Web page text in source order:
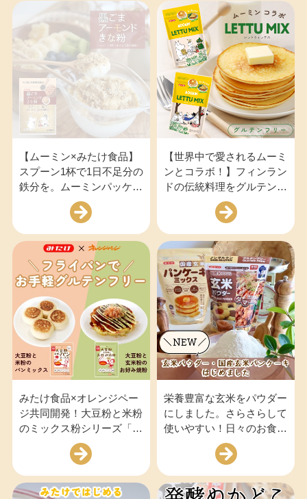
【ムーミン×みたけ食品】
スプーン1杯で1日不足分の
鉄分を。ムーミンパッケー
ジの「黒ごまアーモンドき
な粉」が新登場！
【世界中で愛されるムーミ
ンとコラボ！】フィンラン
ドの伝統料理をグルテンフ
リーで『レットゥミック
みたけ食品×オレンジペー
ジ共同開発！大豆粉と米粉
のミックス粉シリーズ「パ
ン・お好み焼き」フライパ
ンでお手軽に調理ができま
す。
栄養豊富な玄米をパウダー
にしました。さらさらして
使いやすい！日々のお食事
に玄米を取り入れてみませ